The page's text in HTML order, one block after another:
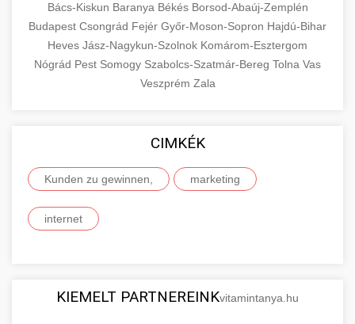
Bács-Kiskun Baranya Békés Borsod-Abaúj-Zemplén
Budapest Csongrád Fejér Győr-Moson-Sopron Hajdú-Bihar
Heves Jász-Nagykun-Szolnok Komárom-Esztergom
Nógrád Pest Somogy Szabolcs-Szatmár-Bereg Tolna Vas
Veszprém Zala
CIMKÉK
Kunden zu gewinnen, marketing
internet
KIEMELT PARTNEREINKvitamintanya.hu